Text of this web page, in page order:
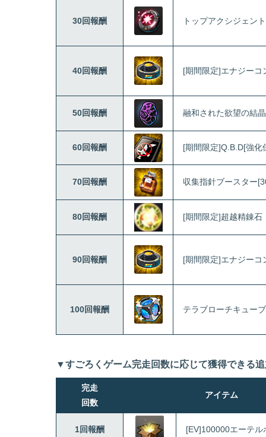
30回報酬 トップアクシジェン
40回報酬 [期間限定]エナジーコ
50回報酬 融和された欲望の結晶
60回報酬 [期間限定]Q.B.D[強化
70回報酬 収集指針ブースター
80回報酬 [期間限定]超越精錬石
90回報酬 [期間限定]エナジーコ
100回報酬 テラブローチキュー
▼すごろくゲーム完走回数に応じて獲得できる
完走
回数
アイテム
1回報酬 [EV]100000エーテル